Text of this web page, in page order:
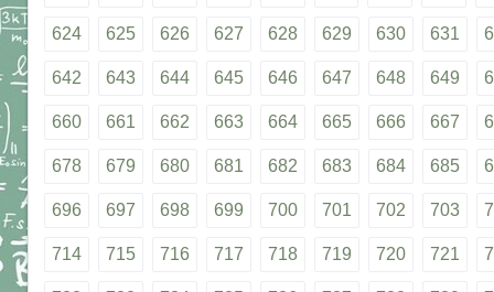
624 625 626 627 628 629 630 631
642 643 644 645 646 647 648 649
660 661 662 663 664 665 666 667
678 679 680 681 682 683 684 685
696 697 698 699 700 701 702 703
714 715 716 717 718 719 720 721